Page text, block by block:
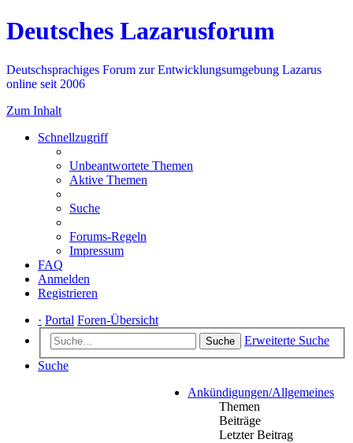
Deutsches Lazarusforum
Deutschsprachiges Forum zur Entwicklungsumgebung Lazarus
online seit 2006
Zum Inhalt
Schnellzugriff
Unbeantwortete Themen
Aktive Themen
Suche
Forums-Regeln
Impressum
FAQ
Anmelden
Registrieren
· Portal Foren-Übersicht
Suche
Erweiterte Suche
Suche
Ankündigungen/Allgemeines
Themen
Beiträge
Letzter Beitrag